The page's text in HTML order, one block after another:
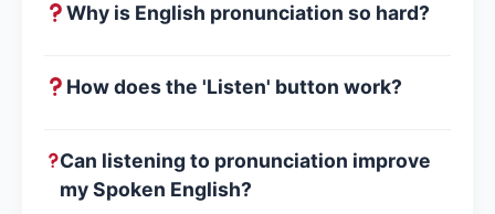
Why is English pronunciation so hard?
How does the 'Listen' button work?
Can listening to pronunciation improve
my Spoken English?